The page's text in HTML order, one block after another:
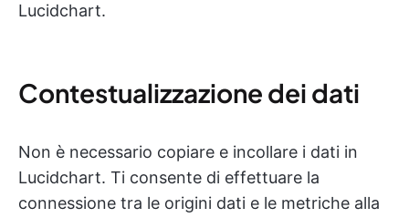
Lucidchart.
Contestualizzazione dei dati
Non è necessario copiare e incollare i dati in
Lucidchart. Ti consente di effettuare la
connessione tra le origini dati e le metriche alla